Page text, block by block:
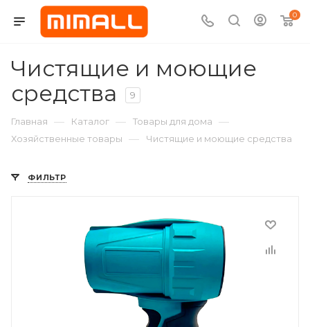
0
Чистящие и моющие
средства
9
Главная — Каталог — Товары для дома —
Хозяйственные товары — Чистящие и моющие средства
ФИЛЬТР